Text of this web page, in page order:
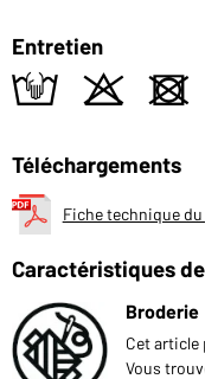
Entretien
t o d
Téléchargements
Fiche technique
Caractéristiques
Broderie
Cet article
Vous